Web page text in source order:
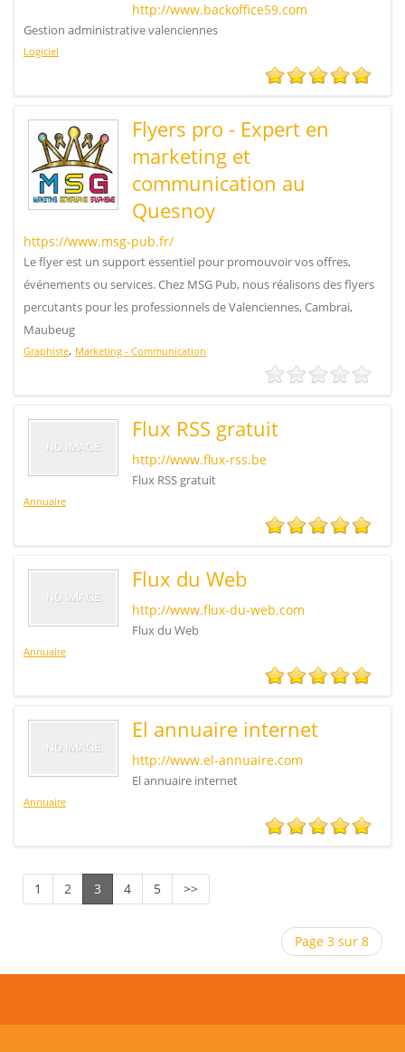
http://www.backoffice59.com
Gestion administrative valenciennes
Logiciel
Flyers pro - Expert en
marketing et
communication au
Quesnoy
https://www.msg-pub.fr/
Le flyer est un support essentiel pour promouvoir vos offres,
événements ou services. Chez MSG Pub, nous réalisons des flyers
percutants pour les professionnels de Valenciennes, Cambrai,
Maubeug
Graphiste, Marketing - Communication
Flux RSS gratuit
http://www.flux-rss.be
Flux RSS gratuit
Annuaire
Flux du Web
http://www.flux-du-web.com
Flux du Web
Annuaire
El annuaire internet
http://www.el-annuaire.com
El annuaire internet
Annuaire
1 2 3 4 5 >>
Page 3 sur 8